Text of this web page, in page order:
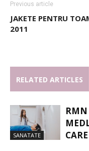
Previous article
JAKETE PENTRU
2011
RELATED ARTICLES
SANATATE
RMN